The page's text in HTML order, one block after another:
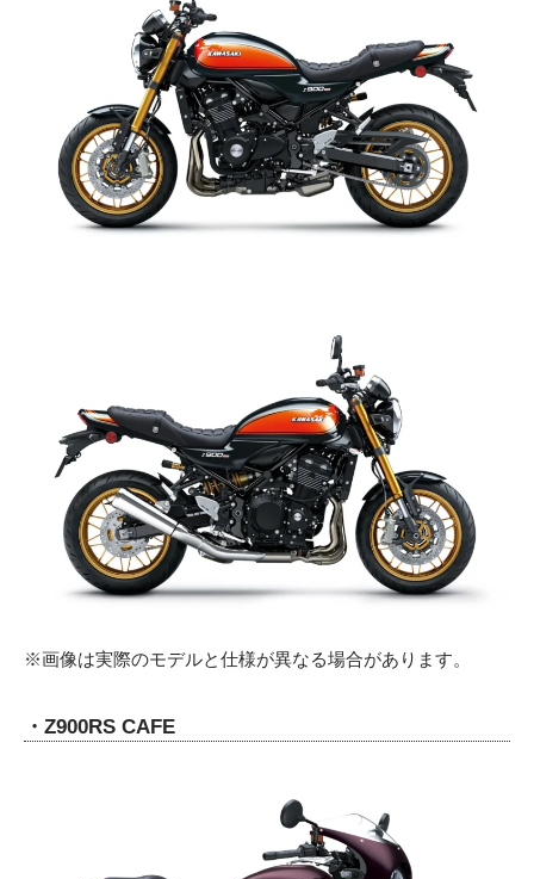
※画像は実際のモデルと仕様が異なる場合があります。
・Z900RS CAFE